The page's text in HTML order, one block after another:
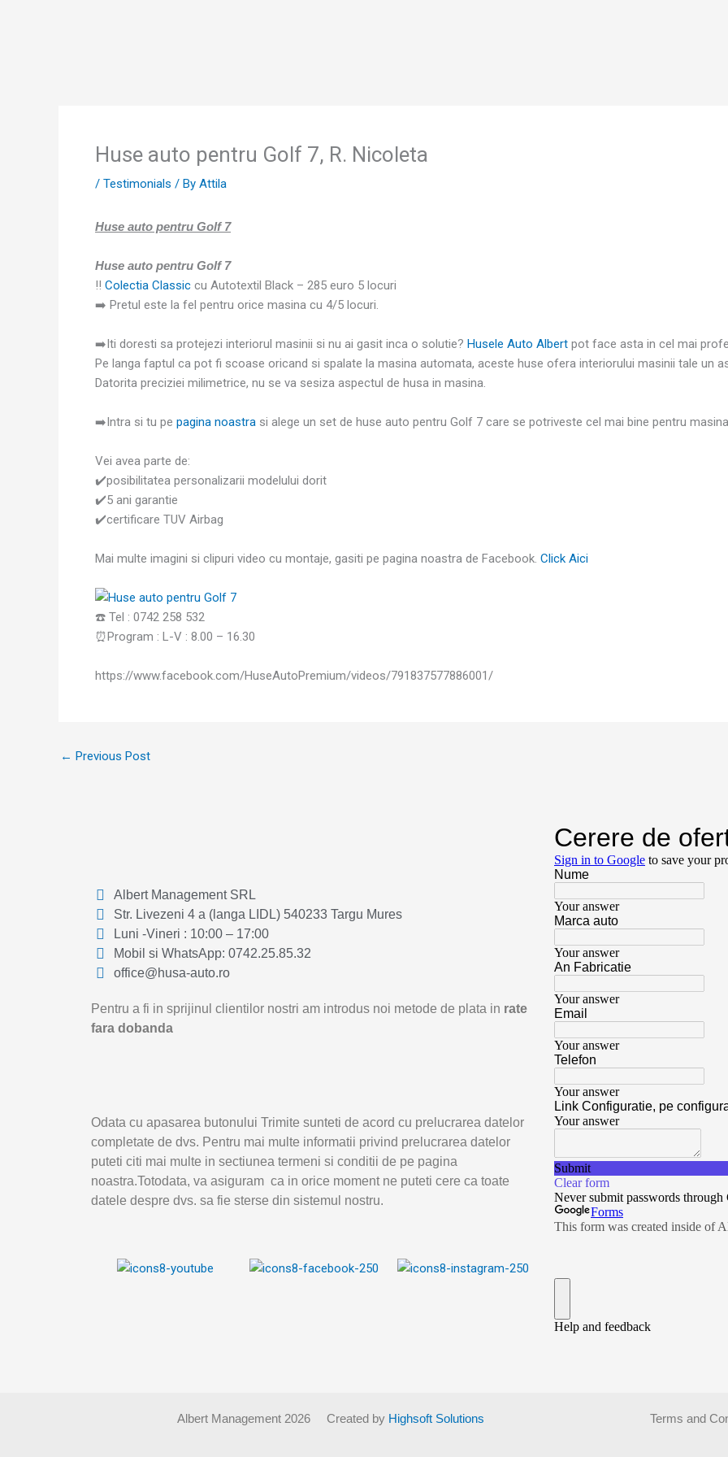
Huse auto pentru Golf 7, R. Nicoleta
/ Testimonials / By Attila
Huse auto pentru Golf 7
Huse auto pentru Golf 7
‼️ Colectia Classic cu Autotextil Black – 285 euro 5 locuri
➡️ Pretul este la fel pentru orice masina cu 4/5 locuri.
➡️Iti doresti sa protejezi interiorul masinii si nu ai gasit inca o solutie? Husele Auto Albert pot face asta in cel mai
Pe langa faptul ca pot fi scoase oricand si spalate la masina automata, aceste huse ofera interiorului masinii tale un
Datorita preciziei milimetrice, nu se va sesiza aspectul de husa in masina.
➡️Intra si tu pe pagina noastra si alege un set de huse auto pentru Golf 7 care se potriveste cel mai bine pentru
Vei avea parte de:
✔️posibilitatea personalizarii modelului dorit
✔️5 ani garantie
✔️certificare TUV Airbag
Mai multe imagini si clipuri video cu montaje, gasiti pe pagina noastra de Facebook. Click Aici
☎️ Tel : 0742 258 532
⏰Program : L-V : 8.00 – 16.30
https://www.facebook.com/HuseAutoPremium/videos/791837577886001/
← Previous Post
Albert Management SRL
Str. Livezeni 4 a (langa LIDL) 540233 Targu Mures
Luni -Vineri : 10:00 – 17:00
Mobil si WhatsApp: 0742.25.85.32
office@husa-auto.ro
Pentru a fi in sprijinul clientilor nostri am introdus noi metode de plata in rate
fara dobanda
Odata cu apasarea butonului Trimite sunteti de acord cu prelucrarea datelor
completate de dvs. Pentru mai multe informatii privind prelucrarea datelor
puteti citi mai multe in sectiunea termeni si conditii de pe pagina
noastra.Totodata, va asiguram ca in orice moment ne puteti cere ca toate
datele despre dvs. sa fie sterse din sistemul nostru.
Albert Management 2026 Created by Highsoft Solutions Terms and